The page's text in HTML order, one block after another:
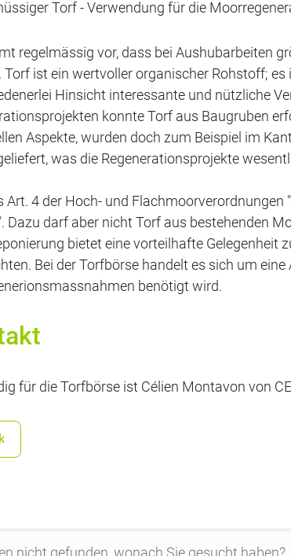
Torf - Verwendung für die
regelmässig vor, dass bei Aushubarbeiten
Torf ist ein wertvoller organischer Rohstoff;
Hinsicht interessante und nützliche
konnte Torf aus Baugruben
Aspekte, wurden doch zum Beispiel im
was die Regenerationsprojekte
Art. 4 der Hoch- und
Dazu darf aber nicht Torf aus bestehenden
bietet eine vorteilhafte Gelegenheit
Bei der Torfbörse handelt es sich um
benötigt wird.
für die Torfbörse ist Célien Montavon von